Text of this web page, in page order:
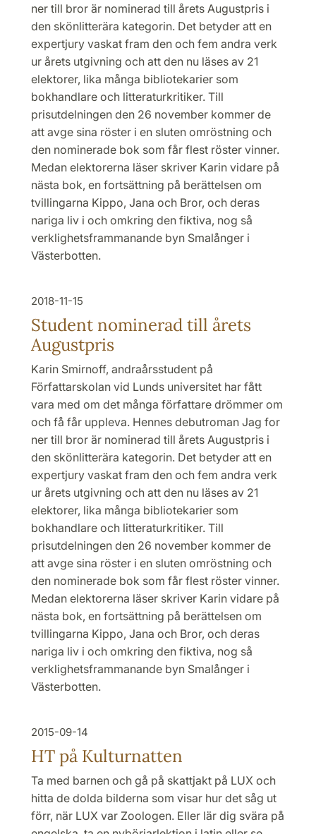
ner till bror är nominerad till årets Augustpris i
den skönlitterära kategorin. Det betyder att en
expertjury vaskat fram den och fem andra verk
ur årets utgivning och att den nu läses av 21
elektorer, lika många bibliotekarier som
bokhandlare och litteraturkritiker. Till
prisutdelningen den 26 november kommer de
att avge sina röster i en sluten omröstning och
den nominerade bok som får flest röster vinner.
Medan elektorerna läser skriver Karin vidare på
nästa bok, en fortsättning på berättelsen om
tvillingarna Kippo, Jana och Bror, och deras
nariga liv i och omkring den fiktiva, nog så
verklighetsframmanande byn Smalånger i
Västerbotten.
2018-11-15
Student nominerad till årets
Augustpris
Karin Smirnoff, andraårsstudent på
Författarskolan vid Lunds universitet har fått
vara med om det många författare drömmer om
och få får uppleva. Hennes debutroman Jag for
ner till bror är nominerad till årets Augustpris i
den skönlitterära kategorin. Det betyder att en
expertjury vaskat fram den och fem andra verk
ur årets utgivning och att den nu läses av 21
elektorer, lika många bibliotekarier som
bokhandlare och litteraturkritiker. Till
prisutdelningen den 26 november kommer de
att avge sina röster i en sluten omröstning och
den nominerade bok som får flest röster vinner.
Medan elektorerna läser skriver Karin vidare på
nästa bok, en fortsättning på berättelsen om
tvillingarna Kippo, Jana och Bror, och deras
nariga liv i och omkring den fiktiva, nog så
verklighetsframmanande byn Smalånger i
Västerbotten.
2015-09-14
HT på Kulturnatten
Ta med barnen och gå på skattjakt på LUX och
hitta de dolda bilderna som visar hur det såg ut
förr, när LUX var Zoologen. Eller lär dig svära på